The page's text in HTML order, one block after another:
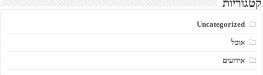
קטגוריות
Uncategorized
אוכל
אירועים